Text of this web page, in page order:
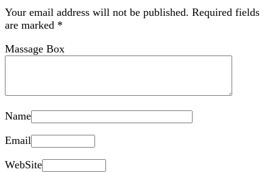
Your email address will not be published. Required fields
are marked *
Massage Box
Name
Email
WebSite